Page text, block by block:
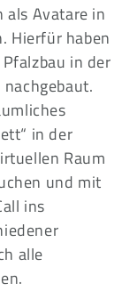
als Avatare in
Hierfür haben
in der
in der
Raum
und mit
ins
alle